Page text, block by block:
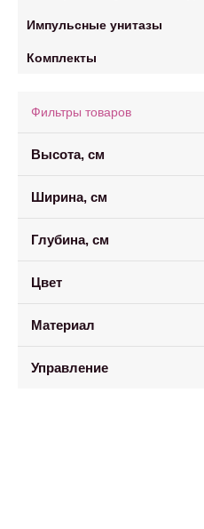
Импульсные унитазы
Комплекты
Фильтры товаров
Высота, см
Ширина, см
Глубина, см
Цвет
Материал
Управление